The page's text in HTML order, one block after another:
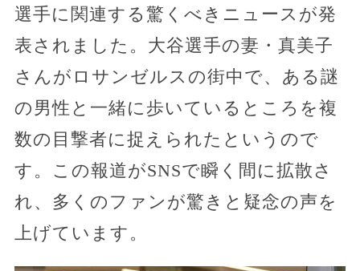
選手に関連する驚くべきニュースが発
表されました。大谷選手の妻・真美子
さんがロサンゼルスの街中で、ある謎
の男性と一緒に歩いているところを複
数の目撃者に捉えられたというので
す。この報道がSNSで瞬く間に拡散さ
れ、多くのファンが驚きと疑念の声を
上げています。